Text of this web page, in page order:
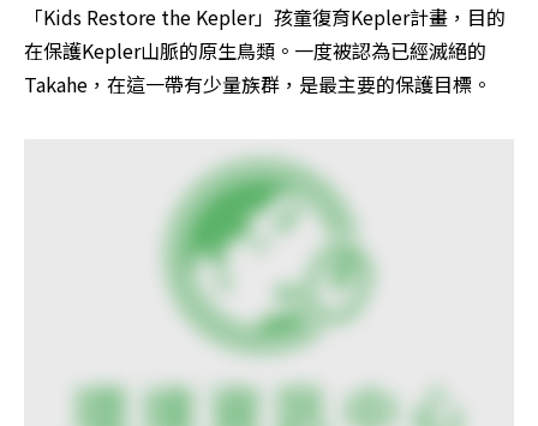
「Kids Restore the Kepler」孩童復育Kepler計畫，目的
在保護Kepler山脈的原生鳥類。一度被認為已經滅絕的
Takahe，在這一帶有少量族群，是最主要的保護目標。